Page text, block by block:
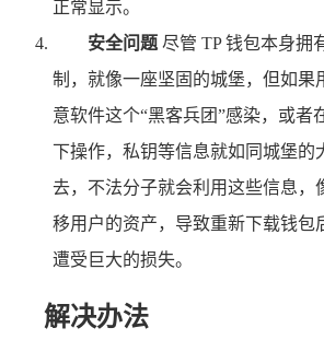
正常显示。
安全问题 尽管 TP 钱包本身拥
制，就像一座坚固的城堡，但如果
意软件这个“黑客兵团”感染，或者
下操作，私钥等信息就如同城堡的
去，不法分子就会利用这些信息，
移用户的资产，导致重新下载钱包
遭受巨大的损失。
解决办法